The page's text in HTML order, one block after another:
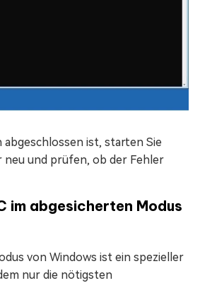
abgeschlossen ist, starten Sie
neu und prüfen, ob der Fehler
im abgesicherten Modus
von Windows ist ein spezieller
nur die nötigsten